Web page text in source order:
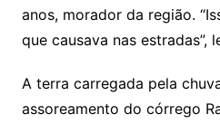
anos, morador da região.
que causava nas estradas”,
A terra carregada pela
assoreamento do córrego